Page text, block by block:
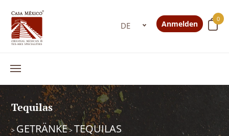
0
Anmelden
Tequilas
> GETRÄNKE>TEQUILAS